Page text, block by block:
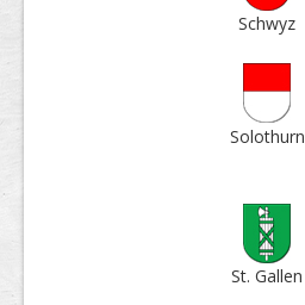
Schwyz
Solo­thurn
St. Gallen